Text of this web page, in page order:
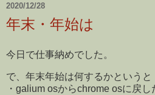
2020/12/28
年末・年始は
今日で仕事納めでした。
で、年末年始は何するかというと
・galium osからchrome osに戻